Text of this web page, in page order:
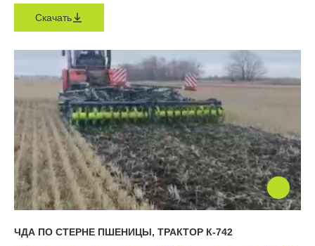
Скачать
ЧДА ПО СТЕРНЕ ПШЕНИЦЫ, ТРАКТОР К-742